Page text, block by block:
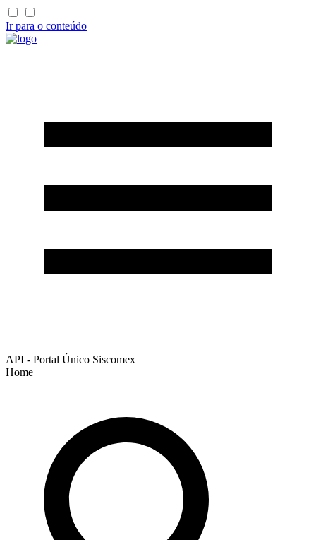
Ir para o conteúdo
API - Portal Único Siscomex
Home